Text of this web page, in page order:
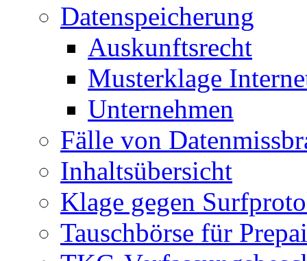
Datenspeicherung
Auskunftsrecht
Musterklage
Unternehmen
Fälle von
Inhaltsübersicht
Klage gegen
Tauschbörse für